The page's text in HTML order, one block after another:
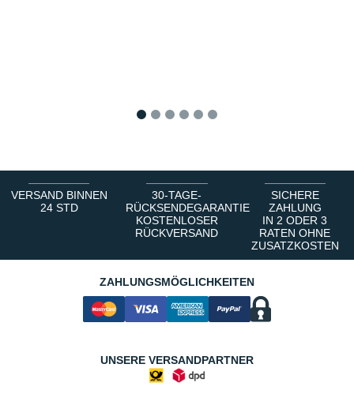
VERSAND BINNEN
24 STD
30-TAGE-
RÜCKSENDEGARANTIE
KOSTENLOSER
RÜCKVERSAND
SICHERE
ZAHLUNG
IN 2 ODER 3
RATEN OHNE
ZUSATZKOSTEN
ZAHLUNGSMÖGLICHKEITEN
UNSERE VERSANDPARTNER